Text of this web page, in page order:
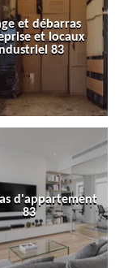
et débarras
et locaux
83
d'appartement
83